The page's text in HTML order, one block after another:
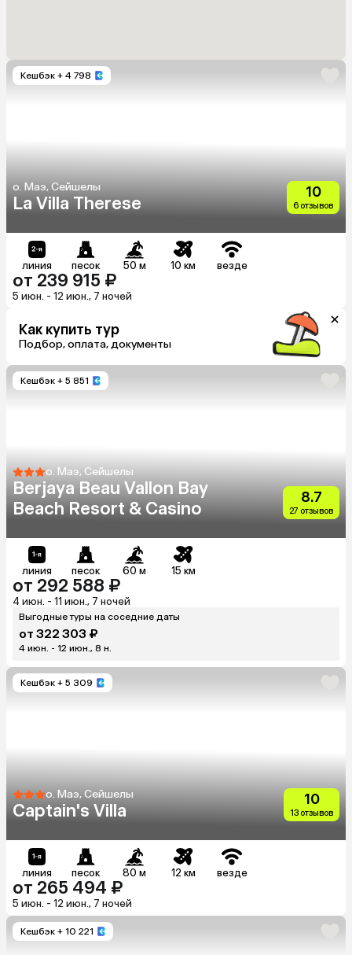
Кешбэк + 4 798
о. Маэ, Сейшелы
La Villa Therese
10
6 отзывов
линия песок 50 м 10 км везде
от 239 915 ₽
5 июн. - 12 июн., 7 ночей
Как купить тур
Подбор, оплата, документы
Кешбэк + 5 851
о. Маэ, Сейшелы
Berjaya Beau Vallon Bay
Beach Resort & Casino
8.7
27 отзывов
линия песок 60 м 15 км
от 292 588 ₽
4 июн. - 11 июн., 7 ночей
Выгодные туры на соседние даты
от 322 303 ₽
4 июн. - 12 июн., 8 н.
Кешбэк + 5 309
о. Маэ, Сейшелы
Captain's Villa
10
13 отзывов
линия песок 80 м 12 км везде
от 265 494 ₽
5 июн. - 12 июн., 7 ночей
Кешбэк + 10 221